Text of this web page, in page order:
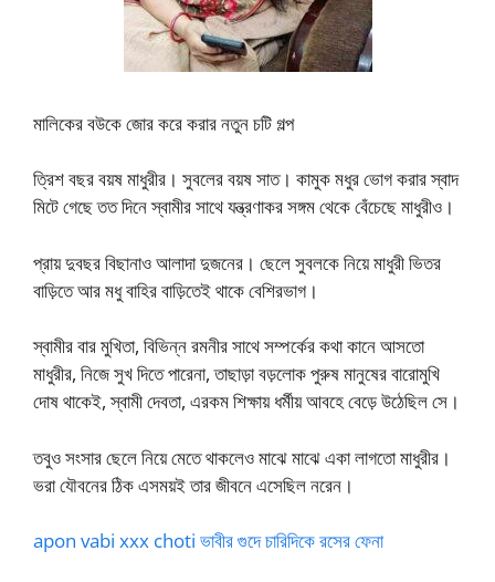
মালিকের বউকে জোর করে করার নতুন চটি গল্প
ত্রিশ বছর বয়ষ মাধুরীর। সুবলের বয়ষ সাত। কামুক মধুর ভোগ করার স্বাদ
মিটে গেছে তত দিনে স্বামীর সাথে যন্ত্রণাকর সঙ্গম থেকে বেঁচেছে মাধুরীও।
প্রায় দুবছর বিছানাও আলাদা দুজনের। ছেলে সুবলকে নিয়ে মাধুরী ভিতর
বাড়িতে আর মধু বাহির বাড়িতেই থাকে বেশিরভাগ।
স্বামীর বার মুখিতা, বিভিন্ন রমনীর সাথে সম্পর্কের কথা কানে আসতো
মাধুরীর, নিজে সুখ দিতে পারেনা, তাছাড়া বড়লোক পুরুষ মানুষের বারোমুখি
দোষ থাকেই, স্বামী দেবতা, এরকম শিক্ষায় ধর্মীয় আবহে বেড়ে উঠেছিল সে।
তবুও সংসার ছেলে নিয়ে মেতে থাকলেও মাঝে মাঝে একা লাগতো মাধুরীর।
ভরা যৌবনের ঠিক এসময়ই তার জীবনে এসেছিল নরেন।
apon vabi xxx choti ভাবীর গুদে চারিদিকে রসের ফেনা